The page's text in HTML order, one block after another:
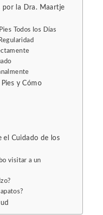
por la Dra. Maartje
Todos los Días
y Cómo
el Cuidado de los
visitar a un